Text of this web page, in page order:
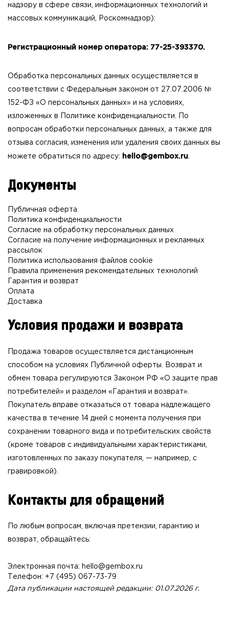
надзору в сфере связи, информационных технологий и
массовых коммуникаций, Роскомнадзор):
Регистрационный номер оператора: 77-25-393370.
Обработка персональных данных осуществляется в
соответствии с Федеральным законом от 27.07.2006 №
152-ФЗ «О персональных данных» и на условиях,
изложенных в Политике конфиденциальности. По
вопросам обработки персональных данных, а также для
отзыва согласия, изменения или удаления своих данных вы
можете обратиться по адресу: hello@gembox.ru
Документы
Публичная оферта
Политика конфиденциальности
Согласие на обработку персональных данных
Согласие на получение информационных и рекламных
рассылок
Политика использования файлов cookie
Правила применения рекомендательных технологий
Гарантия и возврат
Оплата
Доставка
Условия продажи и возврата
Продажа товаров осуществляется дистанционным
способом на условиях Публичной оферты . Возврат и
обмен товара регулируются Законом РФ «О защите прав
потребителей» и разделом « Гарантия и возврат».
Покупатель вправе отказаться от товара надлежащего
качества в течение 14 дней с момента получения при
сохранении товарного вида и потребительских свойств
(кроме товаров с индивидуальными характеристиками,
изготовленных по заказу покупателя, — например, с
гравировкой).
Контакты для обращений
По любым вопросам, включая претензии, гарантию и
возврат, обращайтесь:
Электронная почта: hello@gembox.ru
Телефон: +7 (495) 067-73-79
Дата публикации настоящей редакции: 01.07.2026 г.